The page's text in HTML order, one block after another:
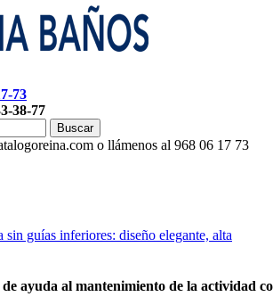
73
38-77
Buscar
o llámenos al 968 06 17 73
ayuda al mantenimiento de la actividad